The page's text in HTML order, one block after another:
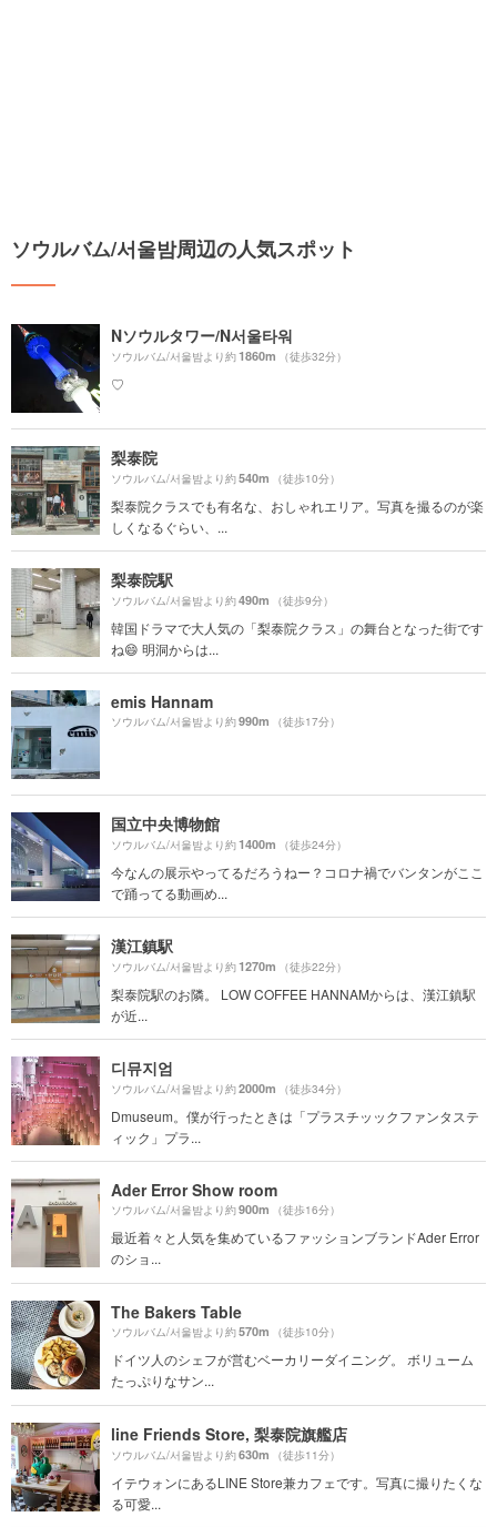
ソウルバム/서울밤周辺の人気スポット
Nソウルタワー/N서울타워
ソウルバム/서울밤より約1860m （徒歩32分）
♡
梨泰院
ソウルバム/서울밤より約540m （徒歩10分）
梨泰院クラスでも有名な、おしゃれエリア。写真を撮るのが楽
しくなるぐらい、...
梨泰院駅
ソウルバム/서울밤より約490m （徒歩9分）
韓国ドラマで大人気の「梨泰院クラス」の舞台となった街です
ね😄 明洞からは...
emis Hannam
ソウルバム/서울밤より約990m （徒歩17分）
国立中央博物館
ソウルバム/서울밤より約1400m （徒歩24分）
今なんの展示やってるだろうねー？コロナ禍でバンタンがここ
で踊ってる動画め...
漢江鎮駅
ソウルバム/서울밤より約1270m （徒歩22分）
梨泰院駅のお隣。 LOW COFFEE HANNAMからは、漢江鎮駅
が近...
디뮤지엄
ソウルバム/서울밤より約2000m （徒歩34分）
Dmuseum。僕が行ったときは「プラスチッックファンタステ
ィック」プラ...
Ader Error Show room
ソウルバム/서울밤より約900m （徒歩16分）
最近着々と人気を集めているファッションブランドAder Error
のショ...
The Bakers Table
ソウルバム/서울밤より約570m （徒歩10分）
ドイツ人のシェフが営むベーカリーダイニング。 ボリューム
たっぷりなサン...
line Friends Store, 梨泰院旗艦店
ソウルバム/서울밤より約630m （徒歩11分）
イテウォンにあるLINE Store兼カフェです。写真に撮りたくな
る可愛...